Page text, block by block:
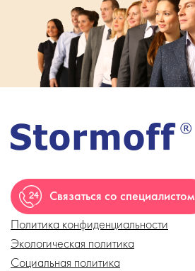
Связаться со специалистом
Политика конфиденциальности
Экологическая политика
Социальная политика